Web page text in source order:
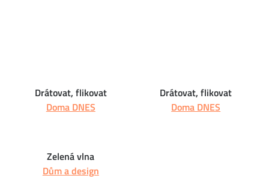
Drátovat, flikovat
Doma DNES
Drátovat, flikovat
Doma DNES
Zelená vlna
Dům a design